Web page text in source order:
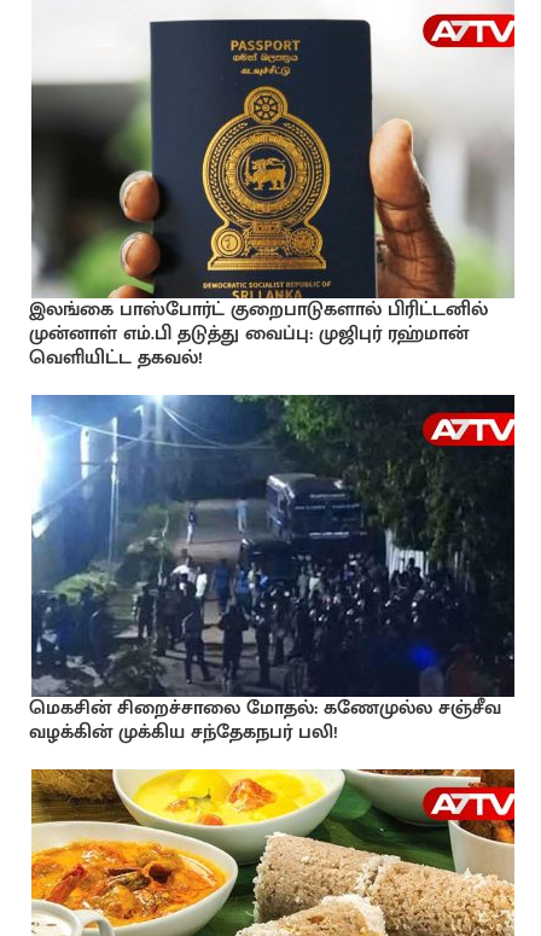
இலங்கை பாஸ்போர்ட் குறைபாடுகளால் பிரிட்டனில்
முன்னாள் எம்.பி தடுத்து வைப்பு: முஜிபுர் ரஹ்மான்
வெளியிட்ட தகவல்!
மெகசின் சிறைச்சாலை மோதல்: கணேமுல்ல சஞ்சீவ
வழக்கின் முக்கிய சந்தேகநபர் பலி!